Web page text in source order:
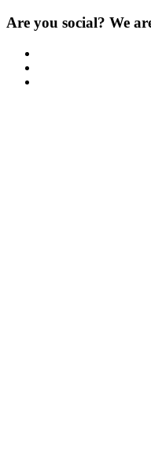
Are you social? We